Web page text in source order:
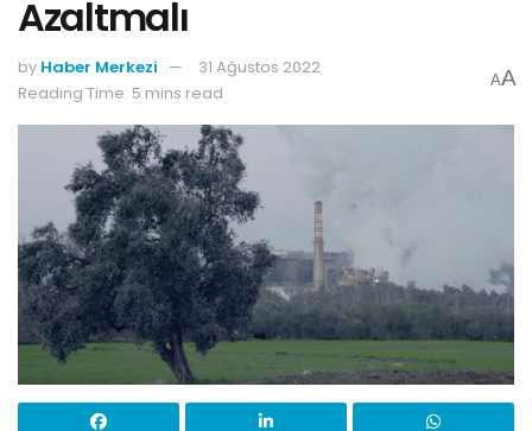
Azaltmalı
by Haber Merkezi
31 Ağustos 2022
Reading Time: 5 mins read
AA